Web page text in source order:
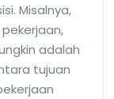
Misalnya,
adalah
tujuan